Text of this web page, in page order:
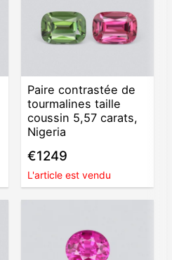
Paire contrastée de
tourmalines taille
coussin 5,57 carats,
Nigeria
€1249
L'article est vendu